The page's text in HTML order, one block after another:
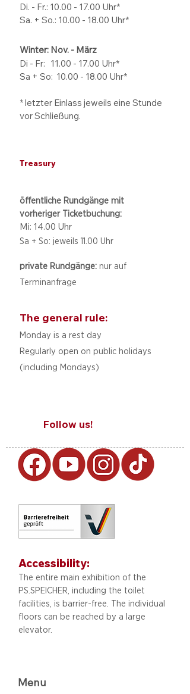
Di. - Fr.: 10.00 - 17.00 Uhr*
Sa. + So.: 10.00 - 18.00 Uhr*
Winter: Nov. - März
Di - Fr: 11.00 - 17.00 Uhr*
Sa + So: 10.00 - 18.00 Uhr*
* letzter Einlass jeweils eine Stunde
vor Schließung.
Treasury
öffentliche Rundgänge mit
vorheriger Ticketbuchung:
Mi: 14.00 Uhr
Sa + So: jeweils 11.00 Uhr
private Rundgänge: nur auf
Terminanfrage
The general rule:
Monday is a rest day
Regularly open on public holidays
(including Mondays)
Follow us!
Accessibility:
The entire main exhibition of the
PS.SPEICHER, including the toilet
facilities, is barrier-free. The individual
floors can be reached by a large
elevator.
Menu